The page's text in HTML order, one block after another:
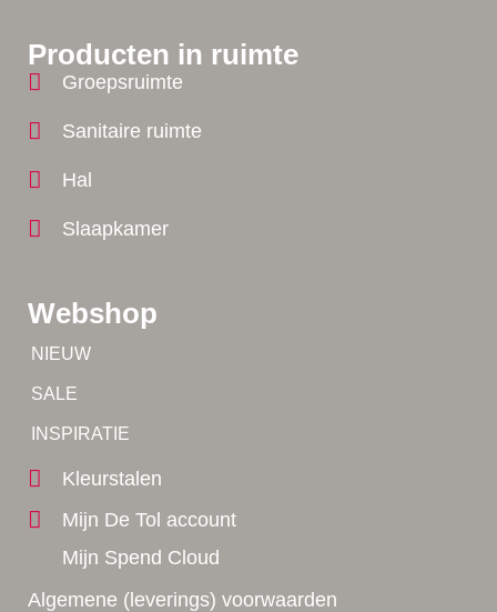
Webshop
NIEUW
SALE
INSPIRATIE
Kleurstalen
Mijn De Tol account
Mijn Spend Cloud
Algemene (leverings) voorwaarden
Producten in ruimte
Groepsruimte
Sanitaire ruimte
Hal
Slaapkamer